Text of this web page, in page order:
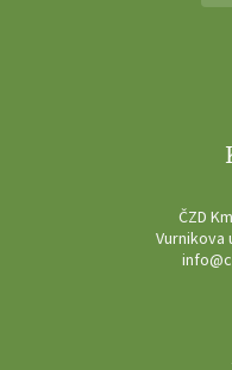
ČZD
Vurnikova